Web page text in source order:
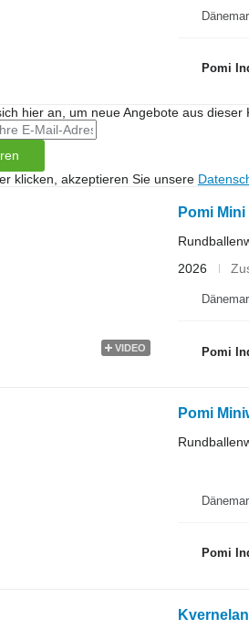
Pomi
hier an, um neue Angebote aus dieser
klicken, akzeptieren Sie unsere
VIDEO
Pomi
2026
Pomi
Pomi
Pomi